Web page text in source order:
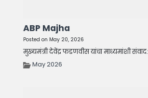
ABP Majha
Posted on May 20, 2026
मुख्यमंत्री देवेंद्र फडणवीस यांचा माध्यमांशी संवाद:
May 2026